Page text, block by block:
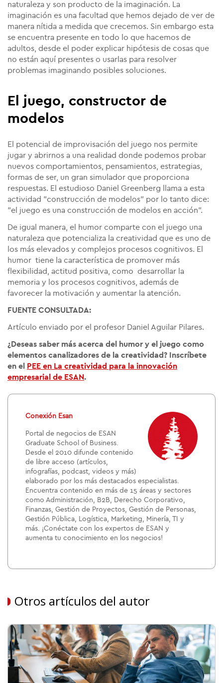
naturaleza y son producto de la imaginación. La
imaginación es una facultad que hemos dejado de ver de
manera nítida a medida que crecemos. Sin embargo esta
se encuentra presente en todo lo que hacemos de
adultos, desde el poder explicar hipótesis de cosas que
no están aquí presentes o usarlas para resolver
problemas imaginando posibles soluciones.
El juego, constructor de
modelos
El potencial de improvisación del juego nos permite
jugar y abrirnos a una realidad donde podemos probar
nuevos comportamientos, pensamientos, estrategias,
formas de ser, un gran simulador que proporciona
respuestas. El estudioso Daniel Greenberg llama a esta
actividad "construcción de modelos" por lo tanto dice:
"el juego es una construcción de modelos en acción".
De igual manera, el humor comparte con el juego una
naturaleza que potencializa la creatividad que es uno de
los más elevados y complejos procesos cognitivos. El
humor tiene la característica de promover más
flexibilidad, actitud positiva, como desarrollar la
memoria y los procesos cognitivos, además de
favorecer la motivación y aumentar la atención.
FUENTE CONSULTADA:
Artículo enviado por el profesor Daniel Aguilar Pilares.
¿Deseas saber más acerca del
humor y el juego como
elementos canalizadores de la creatividad? Inscríbete
en el
PEE en La creatividad para la innovación
empresarial de ESAN.
Conexión Esan
Portal de negocios de ESAN
Graduate School of Business.
Desde el 2010 difunde contenido
de libre acceso (artículos,
infografías, podcast, videos y más)
elaborado por los más destacados especialistas.
Encuentra contenido en más de 15 áreas y sectores
como Administración, B2B, Derecho Corporativo,
Finanzas, Gestión de Proyectos, Gestión de Personas,
Gestión Pública, Logística, Marketing, Minería, TI y
más. ¡Conéctate con los expertos de ESAN y
aumenta tu conocimiento en los negocios!
Otros artículos del autor